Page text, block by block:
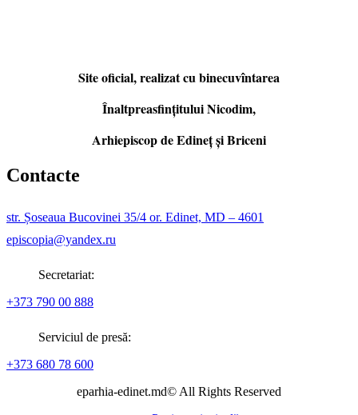
Site oficial, realizat cu binecuvîntarea
Înaltpreasfințitului Nicodim,
Arhiepiscop de Edineţ şi Briceni
Contacte
str. Șoseaua Bucovinei 35/4 or. Edinet, MD – 4601
episcopia@yandex.ru
Secretariat:
+373 790 00 888
Serviciul de presă:
+373 680 78 600
eparhia-edinet.md© All Rights Reserved